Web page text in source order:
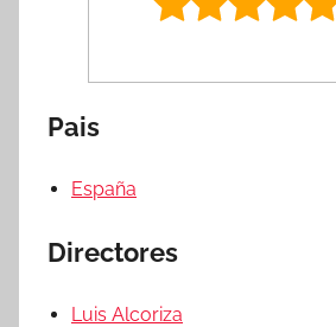
Pais
España
Directores
Luis Alcoriza